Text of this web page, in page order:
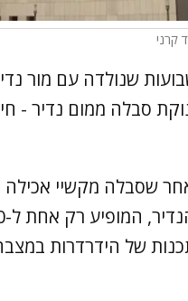
קרני
שנולדה עם מור
סבלה ממום נדיר -
שסבלה מקשיי אכילה
של הידרדרות